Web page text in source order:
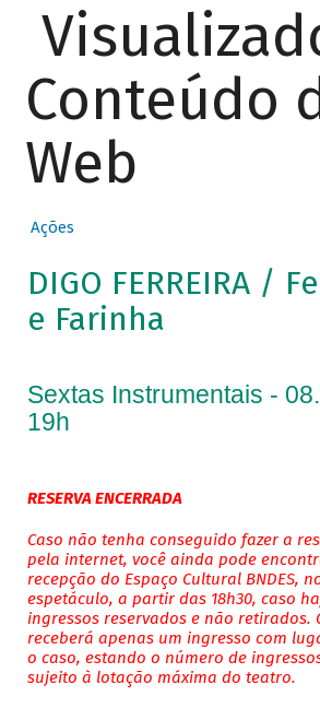
Conteúdo
Web
Ações
DIGO FERREIRA /
e Farinha
Sextas Instrumentais -
19h
RESERVA ENCERRADA
Caso não tenha conseguido fazer a
pela internet, você ainda pode
recepção do Espaço Cultural BNDES,
espetáculo, a partir das 18h30, caso
ingressos reservados e não retirados.
receberá apenas um ingresso com
o caso, estando o número de
sujeito à lotação máxima do teatro.